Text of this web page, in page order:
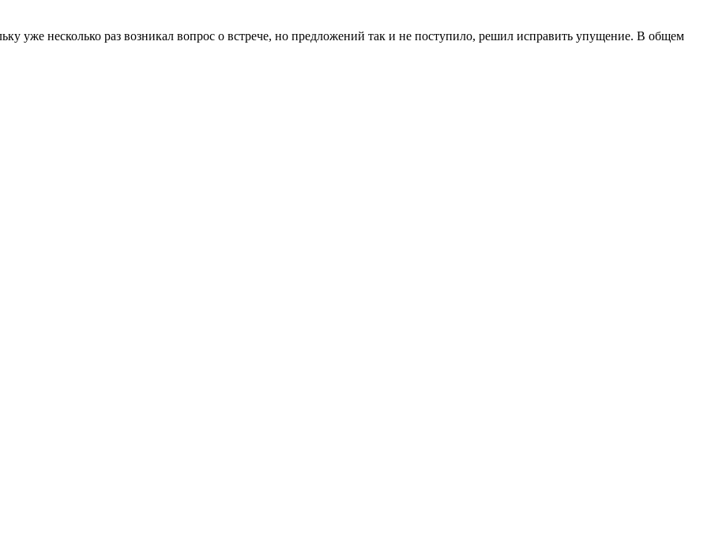
уже несколько раз возникал вопрос о встрече, но предложений так и не поступило, решил исправить упущение. В общем